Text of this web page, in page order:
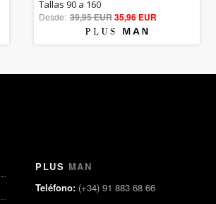
out of 5
Tallas 90 a 160
Desde: 39,95 EUR35,96 EUR
PLUS MAN
Teléfono: (+34) 91 883 68 66